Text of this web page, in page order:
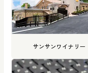
サンサンワイナリー